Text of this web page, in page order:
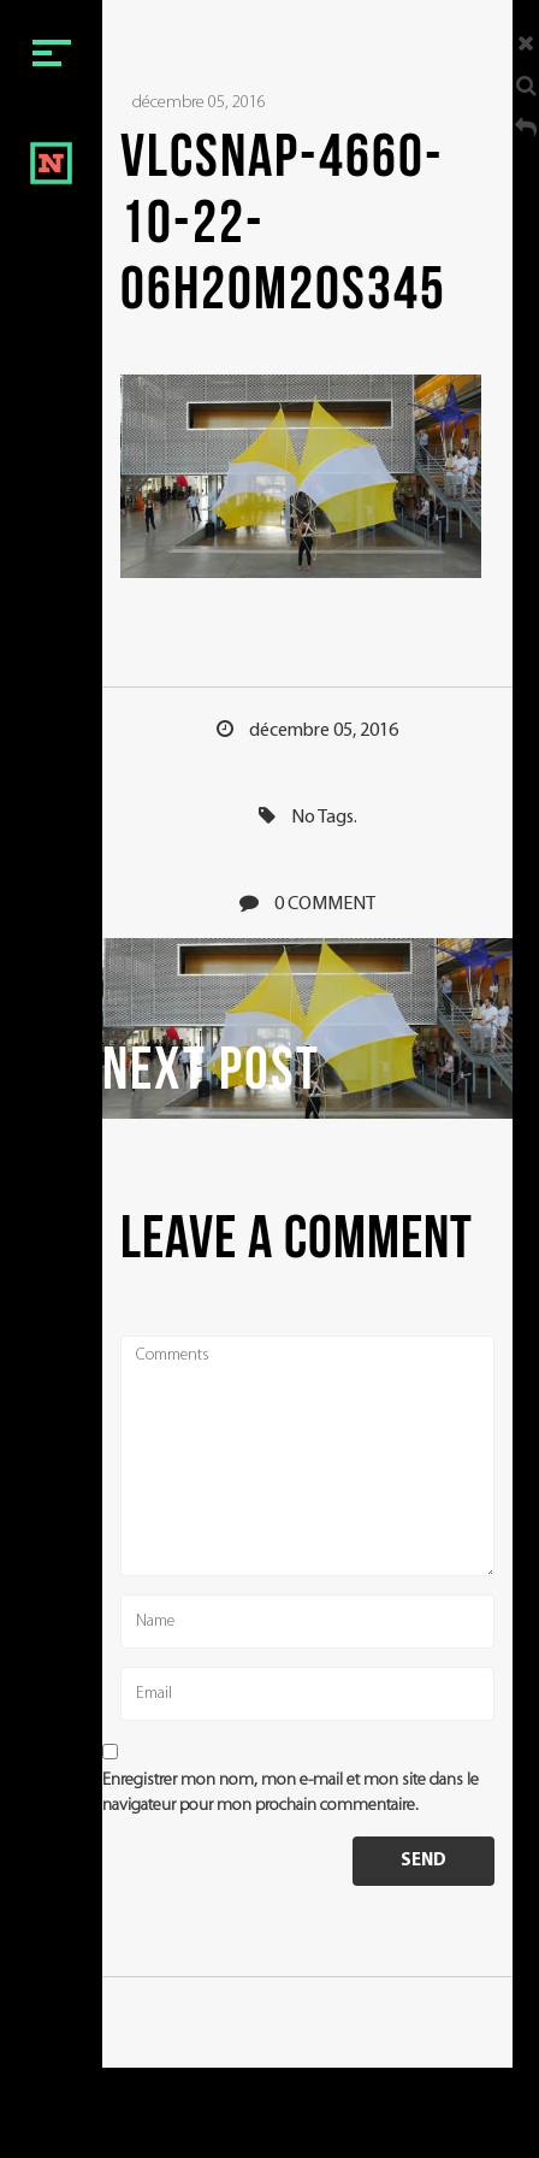
Menu
NOTRE ÉQUIPE
NOS FILMS
Social
décembre 05, 2016
vlcsnap-4660-
10-22-
06h20m20s345
décembre 05, 2016
No Tags.
0 COMMENT
NEXT POST
LEAVE A COMMENT
Enregistrer mon nom, mon e-mail et mon site dans le
navigateur pour mon prochain commentaire.